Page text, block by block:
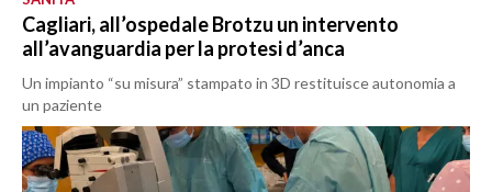
Cagliari, all’ospedale Brotzu un intervento
all’avanguardia per la protesi d’anca
Un impianto “su misura” stampato in 3D restituisce autonomia a
un paziente